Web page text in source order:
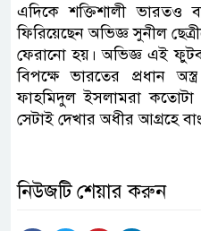
এদিকে শক্তিশালী ভারতও
ফিরিয়েছেন অভিজ্ঞ সুনীল
ফেরানো হয়। অভিজ্ঞ এই
বিপক্ষে ভারতের প্রধান
ফাহমিদুল ইসলামরা কতোটা
সেটাই দেখার অধীর আগ্রহে
নিউজটি শেয়ার করুন